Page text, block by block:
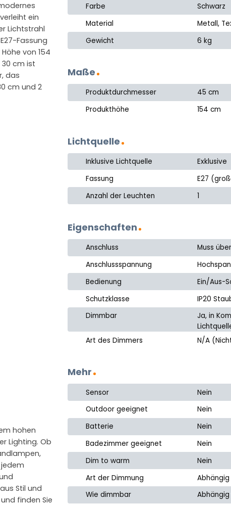
ein
Lichtstrahl
Fassung
von 154
cm ist
das
cm und 2
hohen
Lighting. Ob
Stil und
finden Sie
Farbe
Schwarz
Material
Metall,
Gewicht
6 kg
Maße
Produktdurchmesser
45 cm
Produkthöhe
154 cm
Lichtquelle
Inklusive Lichtquelle
Exklusive
Fassung
E27
Anzahl der Leuchten
1
Eigenschaften
Anschluss
Muss
Anschlussspannung
Bedienung
Ein/Aus-
Schutzklasse
IP20
Dimmbar
Ja, in
Art des Dimmers
N/A
Mehr
Sensor
Nein
Outdoor geeignet
Nein
Batterie
Nein
Badezimmer geeignet
Nein
Dim to warm
Nein
Art der Dimmung
Wie dimmbar